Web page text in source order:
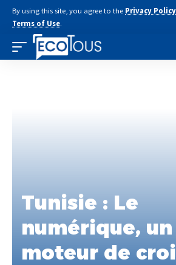
By using this site, you agree to the Privacy Policy
Terms of Use.
Tunisie : Le
numérique, un
moteur de